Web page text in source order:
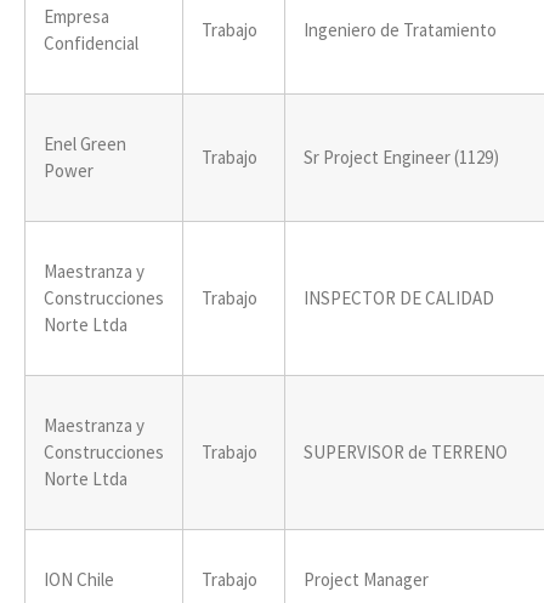
Empresa
Confidencial
Trabajo Ingeniero de Tratamiento
Enel Green
Power
Trabajo Sr Project Engineer (1129)
Maestranza y
Construcciones
Norte Ltda
Trabajo INSPECTOR DE CALIDAD
Maestranza y
Construcciones
Norte Ltda
Trabajo SUPERVISOR de TERRENO
ION Chile Trabajo Project Manager